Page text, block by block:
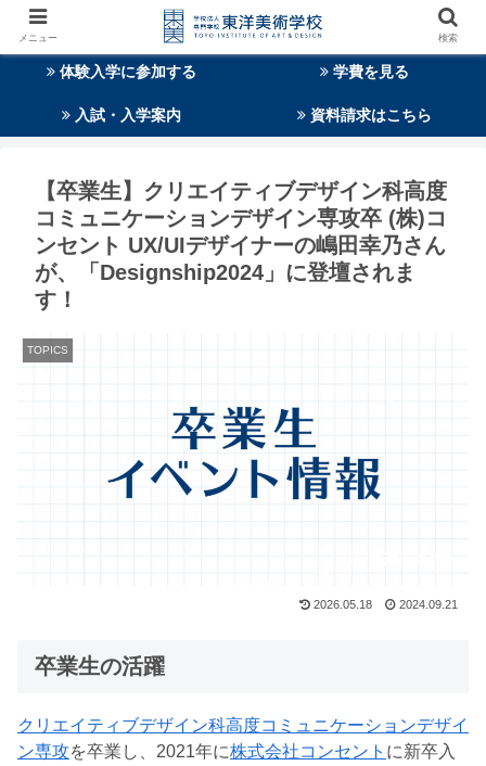
体験入学に参加する 学費を見る
入試・入学案内 資料請求はこちら
【卒業生】クリエイティブデザイン科高度
コミュニケーションデザイン専攻卒 (株)コ
ンセント UX/UIデザイナーの嶋田幸乃さん
が、「Designship2024」に登壇されま
す！
TOPICS
2026.05.18 2024.09.21
卒業生の活躍
クリエイティブデザイン科高度コミュニケーションデザイ
ン専攻を卒業し、2021年に株式会社コンセント に新卒入
メニュー 検索